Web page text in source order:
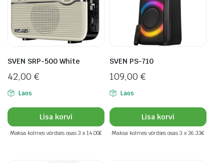
SVEN SRP-500 White
42,00 €
Laos
Lisa korvi
Maksa kolmes võrdses osas 3 x 14.00€
SVEN PS-710
109,00 €
Laos
Lisa korvi
Maksa kolmes võrdses osas 3 x 36.33€